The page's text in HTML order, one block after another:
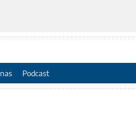
Podcast